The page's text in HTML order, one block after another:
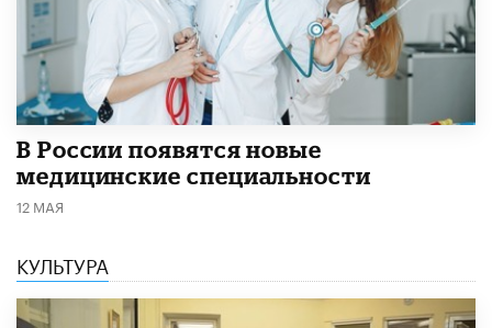
В России появятся новые
медицинские специальности
12 МАЯ
КУЛЬТУРА